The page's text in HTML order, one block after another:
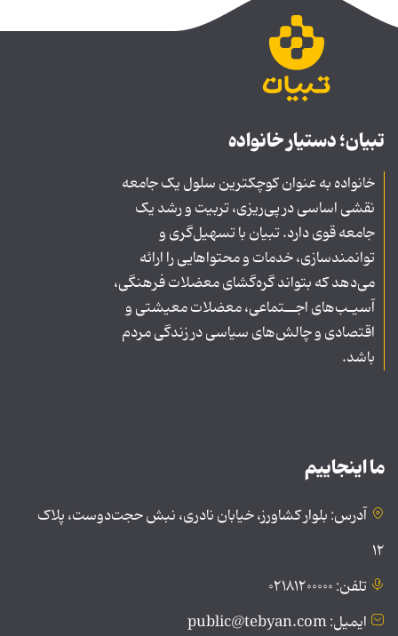
تبیان؛ دستیار خانواده
خانواده به عنوان کوچکترین سلول یک جامعه
نقشی اساسی در پی‌ریزی، تربیت و رشد یک
جامعه قوی دارد. تبیان با تسهیل‌گری و
توانمندسازی، خدمات و محتواهایی را ارائه
می‌دهد که بتواند گره‌گشای معضلات فرهنگی،
آسیـب‌های اجــتماعی، معضلات معیشتی و
اقتصادی و چالش‌های سیاسی در زندگی مردم
باشد.
ما اینجاییم
آدرس: بلوار کشاورز، خیابان نادری، نبش حجت‌دوست، پلاک
۱۲
تلفن: ۰۲۱۸۱۲۰۰۰۰۰
ایمیل: public@tebyan.com